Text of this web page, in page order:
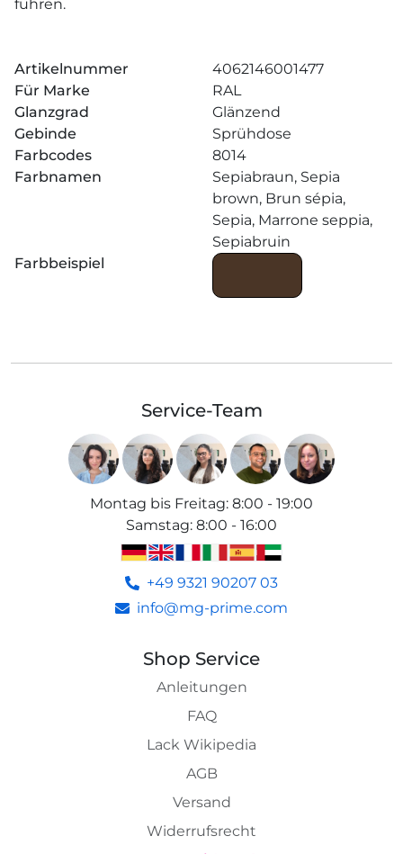
führen.
Artikelnummer
4062146001477
Für Marke
RAL
Glanzgrad
Glänzend
Gebinde
Sprühdose
Farbcodes
8014
Farbnamen
Sepiabraun, Sepia
brown, Brun sépia,
Sepia, Marrone seppia,
Sepiabruin
Farbbeispiel
Service-Team
Montag bis Freitag: 8:00 - 19:00
Samstag: 8:00 - 16:00
+49 9321 90207 03
info@mg-prime.com
Shop Service
Anleitungen
FAQ
Lack Wikipedia
AGB
Versand
Widerrufsrecht